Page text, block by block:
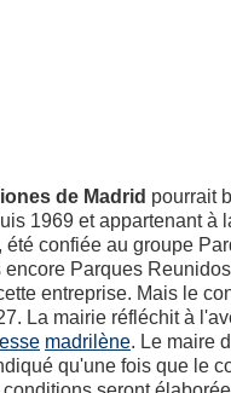
de Madrid pourrait
1969 et appartenant à
confiée au groupe
Parques
entreprise. Mais le
La mairie réfléchit à
madrilène. Le maire
qu'une fois que le